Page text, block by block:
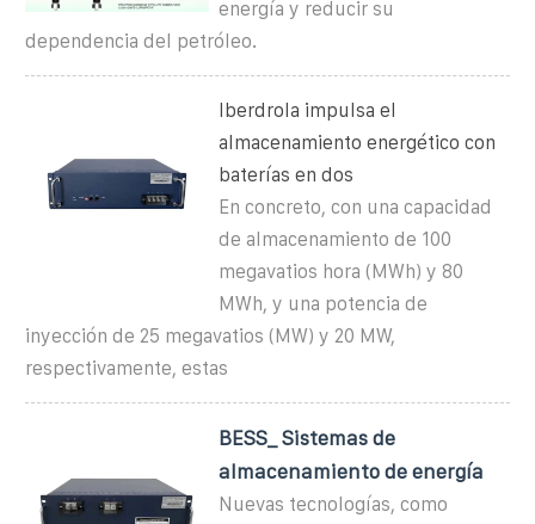
energía y reducir su
dependencia del petróleo.
Iberdrola impulsa el
almacenamiento energético con
baterías en dos
En concreto, con una capacidad
de almacenamiento de 100
megavatios hora (MWh) y 80
MWh, y una potencia de
inyección de 25 megavatios (MW) y 20 MW,
respectivamente, estas
BESS_ Sistemas de
almacenamiento de energía
Nuevas tecnologías, como